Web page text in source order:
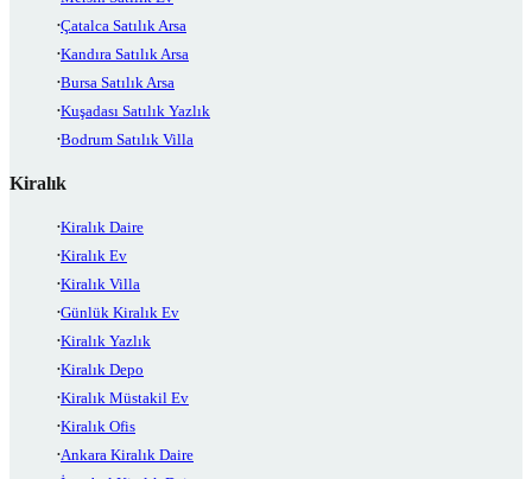
Çatalca Satılık Arsa
Kandıra Satılık Arsa
Bursa Satılık Arsa
Kuşadası Satılık Yazlık
Bodrum Satılık Villa
Kiralık
Kiralık Daire
Kiralık Ev
Kiralık Villa
Günlük Kiralık Ev
Kiralık Yazlık
Kiralık Depo
Kiralık Müstakil Ev
Kiralık Ofis
Ankara Kiralık Daire